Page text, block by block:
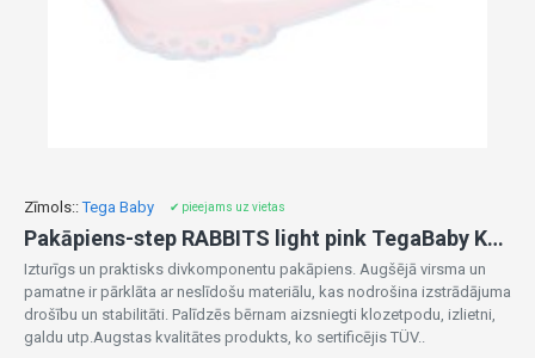
Zīmols:: Tega Baby ✔ pieejams uz vietas
Pakāpiens-step RABBITS light pink TegaBaby KR-006-104
Izturīgs un praktisks divkomponentu pakāpiens. Augšējā virsma un
pamatne ir pārklāta ar neslīdošu materiālu, kas nodrošina izstrādājuma
drošību un stabilitāti. Palīdzēs bērnam aizsniegti klozetpodu, izlietni,
galdu utp.Augstas kvalitātes produkts, ko sertificējis TÜV..